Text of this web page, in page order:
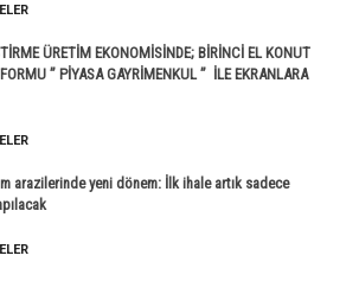
ÜRETİM EKONOMİSİNDE; BİRİNCİ EL KONUT
” PİYASA GAYRİMENKUL ” İLE EKRANLARA
arazilerinde yeni dönem: İlk ihale artık sadece